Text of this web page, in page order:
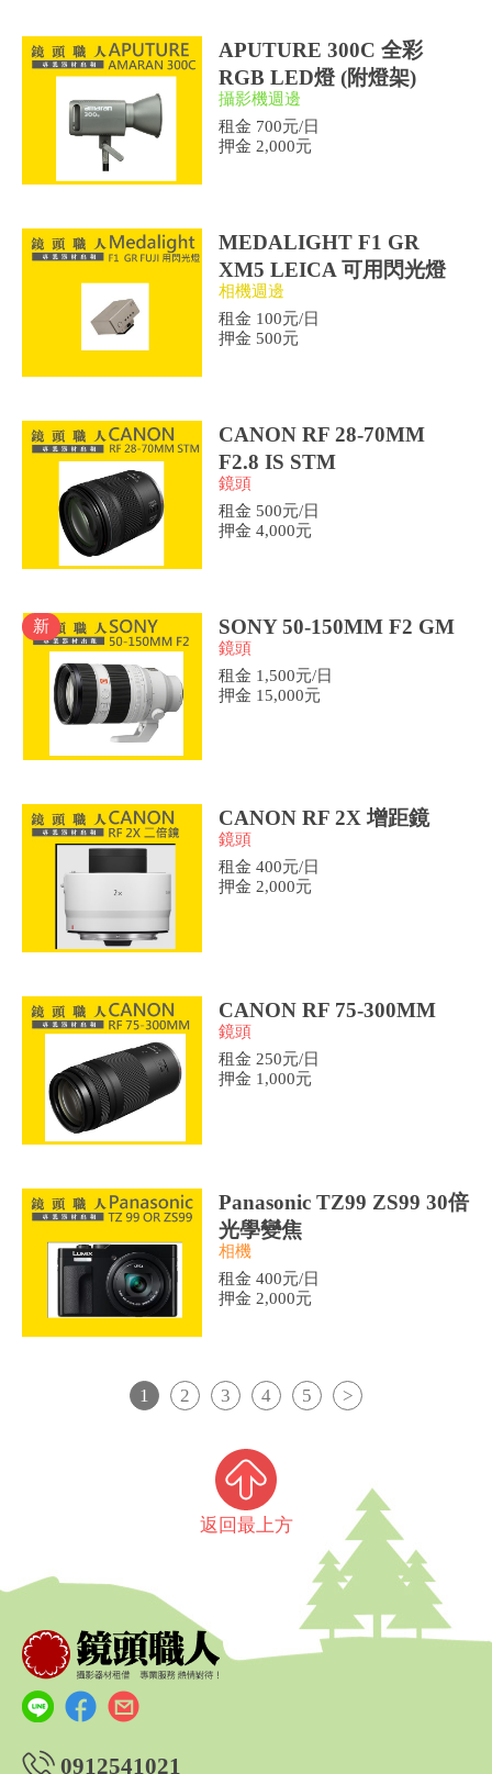
APUTURE 300C 全彩
RGB LED燈 (附燈架)
攝影機週邊
租金 700元/日
押金 2,000元
MEDALIGHT F1 GR
XM5 LEICA 可用閃光燈
相機週邊
租金 100元/日
押金 500元
CANON RF 28-70MM
F2.8 IS STM
鏡頭
租金 500元/日
押金 4,000元
新 SONY 50-150MM F2 GM
鏡頭
租金 1,500元/日
押金 15,000元
CANON RF 2X 增距鏡
鏡頭
租金 400元/日
押金 2,000元
CANON RF 75-300MM
鏡頭
租金 250元/日
押金 1,000元
Panasonic TZ99 ZS99 30倍
光學變焦
相機
租金 400元/日
押金 2,000元
1 2 3 4 5 >
返回最上方
0912541021